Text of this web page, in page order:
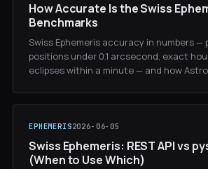
How Accurate Is the Swiss
Benchmarks
Swiss Ephemeris accuracy in numbers —
positions under 0.1 arcsecond, exact
eclipses within a minute — and how
EPHEMERIS2026-06-05
Swiss Ephemeris: REST API vs
(When to Use Which)